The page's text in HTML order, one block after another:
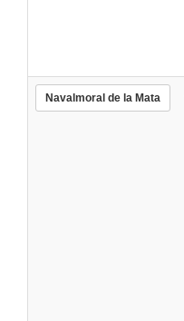
Navalmoral de la Mata